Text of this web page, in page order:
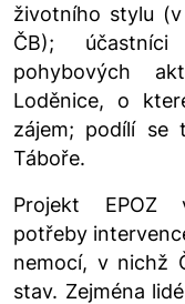
životního stylu
ČB);
pohybových
Loděnice, o
zájem; podílí se
Táboře.
Projekt EPOZ
potřeby
nemocí, v nichž
stav. Zejména